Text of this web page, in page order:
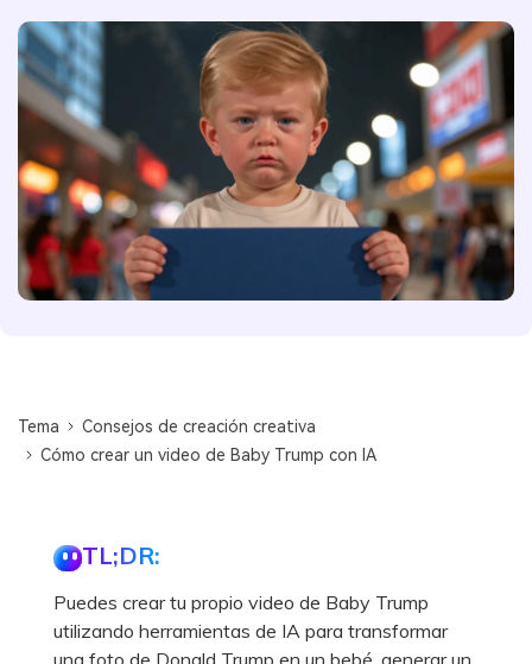
Tema
Consejos de creación creativa
Cómo crear un video de Baby Trump con IA
TL;DR:
Puedes crear tu propio video de Baby Trump
utilizando herramientas de IA para transformar
una foto de Donald Trump en un bebé, generar un